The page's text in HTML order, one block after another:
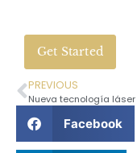
Get Started
PREVIOUS
Facebook